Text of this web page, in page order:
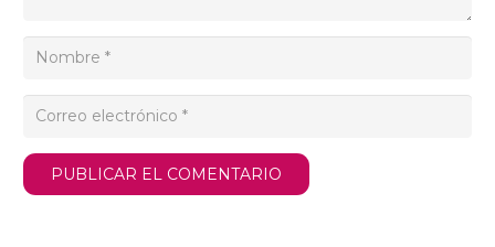
PUBLICAR EL COMENTARIO